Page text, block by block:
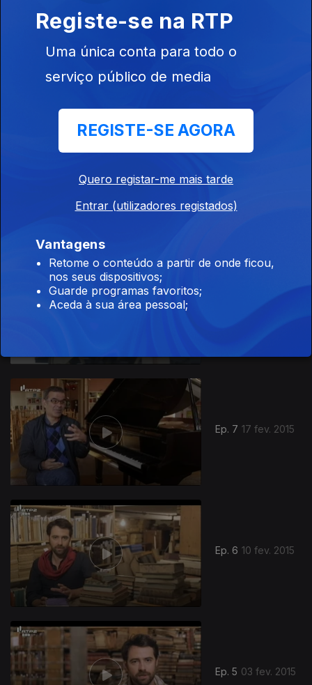
Ep. 9
Ep. 7 17 fev. 2015
Ep. 6 10 fev. 2015
Ep. 5 03 fev. 2015
Registe-se na RTP
Uma única conta para todo o
serviço público de media
REGISTE-SE AGORA
Quero registar-me mais tarde
Entrar (utilizadores registados)
Vantagens
Retome o conteúdo a partir de onde ficou,
nos seus dispositivos;
Guarde programas favoritos;
Aceda à sua área pessoal;